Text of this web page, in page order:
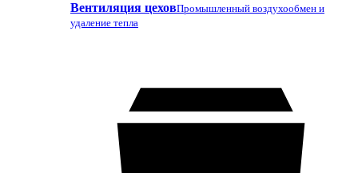
Вентиляция цеховПромышленный воздухообмен и
удаление тепла